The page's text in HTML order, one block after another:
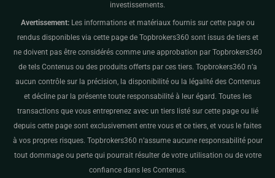
investissements.
Avertissement:Les informations et matériaux fournis sur cette page ou
rendus disponibles via cette page de Topbrokers360 sont issus de tiers et
ne doivent pas être considérés comme une approbation par Topbrokers360
de tels Contenus ou des produits offerts par ces tiers. Topbrokers360 n’a
aucun contrôle sur la précision, la disponibilité ou la légalité des Contenus
et décline par la présente toute responsabilité à leur égard. Toutes les
transactions que vous entreprenez avec un tiers listé sur cette page ou lié
depuis cette page sont exclusivement entre vous et ce tiers, et vous le faites
à vos propres risques. Topbrokers360 n’assume aucune responsabilité pour
tout dommage ou perte qui pourrait résulter de votre utilisation ou de votre
confiance dans les Contenus.